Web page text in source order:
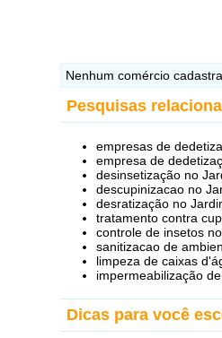
Nenhum comércio
Pesquisas
empresas de
empresa de
desinsetização no
descupinizacao no
desratização no
tratamento contra
controle de insetos
sanitizacao de
limpeza de caixas
impermeabilização
Dicas para você